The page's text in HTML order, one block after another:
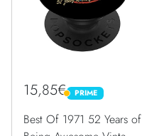
15,85€ PRIME
PRIME
Best Of 1971 52 Years of